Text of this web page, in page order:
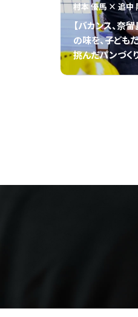
村本 優馬 × 追中
【バカンス、奈
の味を、子ども
挑んだパンづく